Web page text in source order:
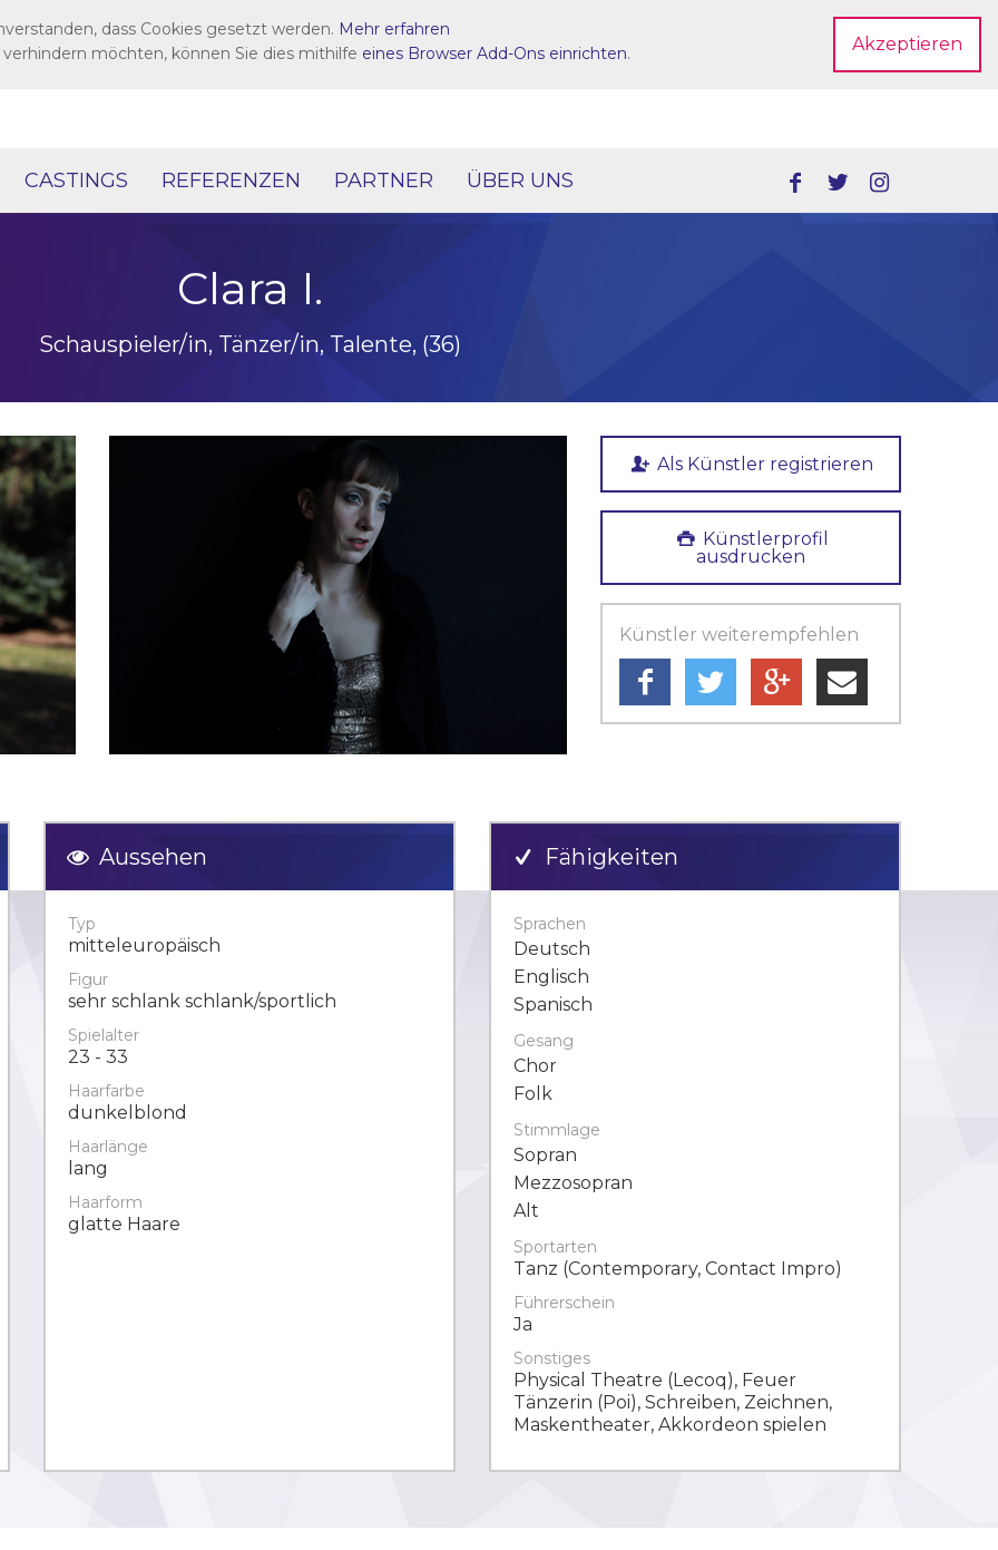
Dein Account
CASTINGS REFERENZEN PARTNER ÜBER UNS
Clara I.
Schauspieler/in, Tänzer/in, Talente, (36)
Als Künstler registrieren
Künstlerprofil
ausdrucken
Künstler weiterempfehlen
Aussehen
Typ
mitteleuropäisch
Figur
sehr schlank schlank/sportlich
Spielalter
23 - 33
Haarfarbe
dunkelblond
Haarlänge
lang
Haarform
glatte Haare
Fähigkeiten
Sprachen
Deutsch
Englisch
Spanisch
Gesang
Chor
Folk
Stimmlage
Sopran
Mezzosopran
Alt
Sportarten
Tanz (Contemporary, Contact Impro)
Führerschein
Ja
Sonstiges
Physical Theatre (Lecoq), Feuer
Tänzerin (Poi), Schreiben, Zeichnen,
Maskentheater, Akkordeon spielen
Akzeptieren
dass Cookies gesetzt werden. Mehr erfahren
möchten, können Sie dies mithilfe eines Browser Add-Ons einrichten.